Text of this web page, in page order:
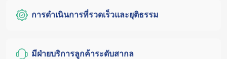
การดำเนินการที่รวดเร็วและยุติธรรม
มีฝ่ายบริการลูกค้าระดับสากล